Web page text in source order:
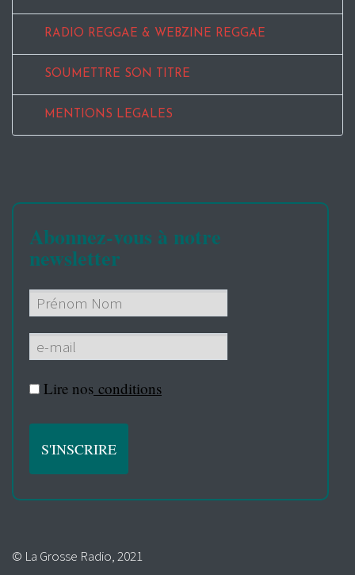
RADIO REGGAE & WEBZINE REGGAE
SOUMETTRE SON TITRE
MENTIONS LEGALES
Abonnez-vous à notre
newsletter
Lire nos conditions
© La Grosse Radio, 2021